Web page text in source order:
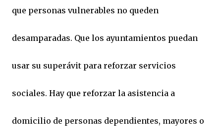
que personas vulnerables no queden
desamparadas. Que los ayuntamientos puedan
usar su superávit para reforzar servicios
sociales. Hay que reforzar la asistencia a
domicilio de personas dependientes, mayores o